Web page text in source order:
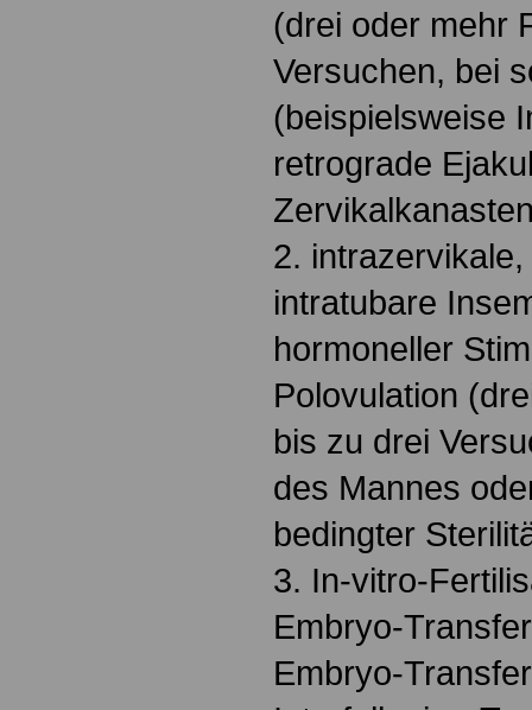
(drei oder mehr
Versuchen, bei
(beispielsweise
retrograde
2.
intratubare
hormoneller
Polovulation
bis zu drei
des Mannes
bedingter
3. In-vitro-
Embryo-
Embryo-